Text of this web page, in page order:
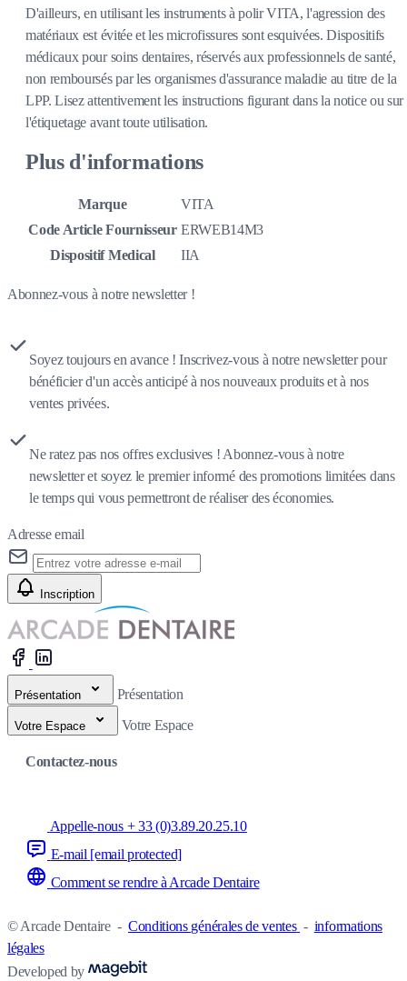
D'ailleurs, en utilisant les instruments à polir VITA, l'agression des
matériaux est évitée et les microfissures sont esquivées. Dispositifs
médicaux pour soins dentaires, réservés aux professionnels de santé,
non remboursés par les organismes d'assurance maladie au titre de la
LPP. Lisez attentivement les instructions figurant dans la notice ou sur
l'étiquetage avant toute utilisation.
Plus d'informations
Marque
VITA
Code Article Fournisseur ERWEB14M3
Dispositif Medical
IIA
Abonnez-vous à notre newsletter !
Soyez toujours en avance ! Inscrivez-vous à notre newsletter pour
bénéficier d'un accès anticipé à nos nouveaux produits et à nos
ventes privées.
Ne ratez pas nos offres exclusives ! Abonnez-vous à notre
newsletter et soyez le premier informé des promotions limitées dans
le temps qui vous permettront de réaliser des économies.
Adresse email
Inscription
Présentation Présentation
Votre Espace Votre Espace
Contactez-nous
Appelle-nous + 33 (0)3.89.20.25.10
E-mail [email protected]
Comment se rendre à Arcade Dentaire
© Arcade Dentaire - Conditions générales de ventes - informations
légales
Developed by